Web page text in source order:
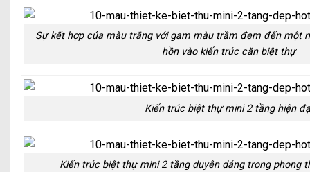
Sự kết hợp của màu trắng với gam màu trầm đem đến một
hồn vào kiến trúc căn biệt thự
Kiến trúc biệt thự mini 2 tầng hiện
Kiến trúc biệt thự mini 2 tầng duyên dáng trong phong